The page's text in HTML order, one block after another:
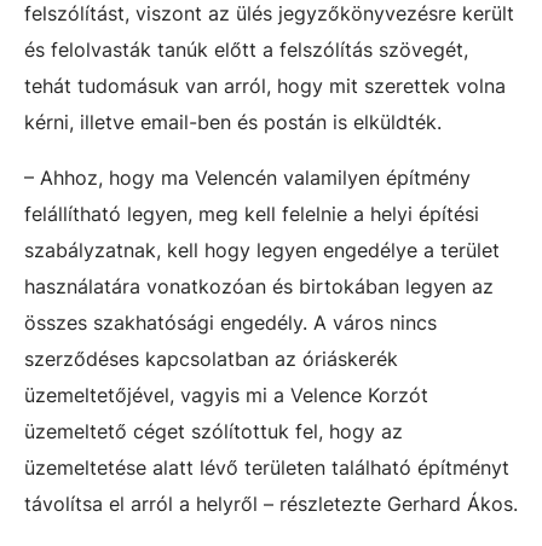
felszólítást, viszont az ülés jegyzőkönyvezésre került
és felolvasták tanúk előtt a felszólítás szövegét,
tehát tudomásuk van arról, hogy mit szerettek volna
kérni, illetve email-ben és postán is elküldték.
– Ahhoz, hogy ma Velencén valamilyen építmény
felállítható legyen, meg kell felelnie a helyi építési
szabályzatnak, kell hogy legyen engedélye a terület
használatára vonatkozóan és birtokában legyen az
összes szakhatósági engedély. A város nincs
szerződéses kapcsolatban az óriáskerék
üzemeltetőjével, vagyis mi a Velence Korzót
üzemeltető céget szólítottuk fel, hogy az
üzemeltetése alatt lévő területen található építményt
távolítsa el arról a helyről – részletezte Gerhard Ákos.